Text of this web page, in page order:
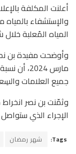
أعلنت المكلفة
والإستشفاء
المياه المُعلبة
جميع العلامات
وثمّنت بن نصر
الإجراء الذي
Tags: شهر رمضان